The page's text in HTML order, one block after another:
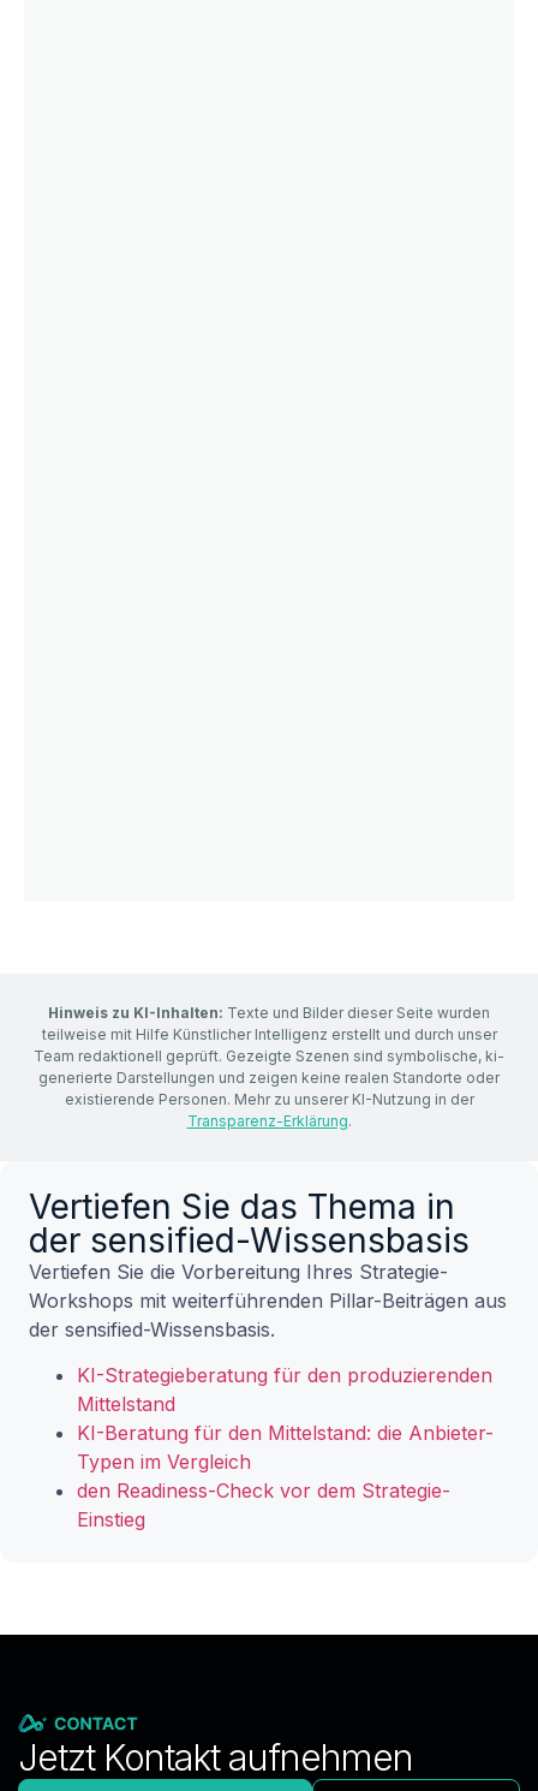
Hinweis zu KI-Inhalten: Texte und Bilder dieser Seite wurden
teilweise mit Hilfe Künstlicher Intelligenz erstellt und durch unser
Team redaktionell geprüft. Gezeigte Szenen sind symbolische, ki-
generierte Darstellungen und zeigen keine realen Standorte oder
existierende Personen. Mehr zu unserer KI-Nutzung in der
Transparenz-Erklärung.
Vertiefen Sie das Thema in
der sensified-Wissensbasis
Vertiefen Sie die Vorbereitung Ihres Strategie-
Workshops mit weiterführenden Pillar-Beiträgen aus
der sensified-Wissensbasis.
KI-Strategieberatung für den produzierenden
Mittelstand
KI-Beratung für den Mittelstand: die Anbieter-
Typen im Vergleich
den Readiness-Check vor dem Strategie-
Einstieg
Jetzt Kontakt aufnehmen